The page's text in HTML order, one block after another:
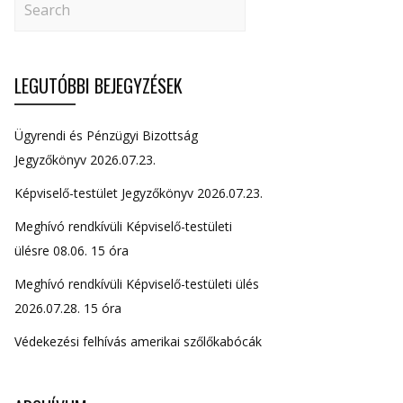
LEGUTÓBBI BEJEGYZÉSEK
Ügyrendi és Pénzügyi Bizottság
Jegyzőkönyv 2026.07.23.
Képviselő-testület Jegyzőkönyv 2026.07.23.
Meghívó rendkívüli Képviselő-testületi
ülésre 08.06. 15 óra
Meghívó rendkívüli Képviselő-testületi ülés
2026.07.28. 15 óra
Védekezési felhívás amerikai szőlőkabócák